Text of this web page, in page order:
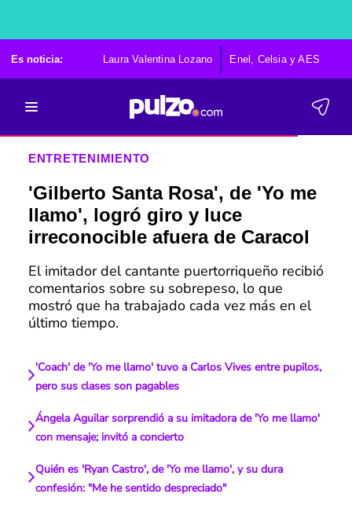
Es noticia: Laura Valentina Lozano Enel, Celsia y AES
ENTRETENIMIENTO
'Gilberto Santa Rosa', de 'Yo me
llamo', logró giro y luce
irreconocible afuera de Caracol
El imitador del cantante puertorriqueño recibió
comentarios sobre su sobrepeso, lo que
mostró que ha trabajado cada vez más en el
último tiempo.
'Coach' de 'Yo me llamo' tuvo a Carlos Vives entre pupilos,
pero sus clases son pagables
Ángela Aguilar sorprendió a su imitadora de 'Yo me llamo'
con mensaje; invitó a concierto
Quién es 'Ryan Castro', de 'Yo me llamo', y su dura
confesión: "Me he sentido despreciado"